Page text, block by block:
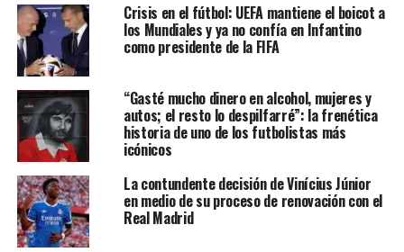
Crisis en el fútbol: UEFA mantiene el boicot a
los Mundiales y ya no confía en Infantino
como presidente de la FIFA
“Gasté mucho dinero en alcohol, mujeres y
autos; el resto lo despilfarré”: la frenética
historia de uno de los futbolistas más
icónicos
La contundente decisión de Vinícius Júnior
en medio de su proceso de renovación con el
Real Madrid